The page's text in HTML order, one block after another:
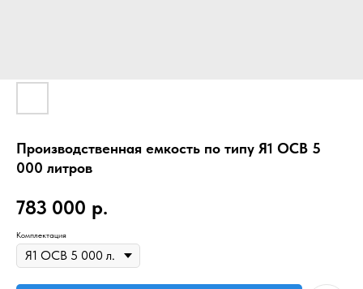
Производственная емкость по типу Я1 ОСВ 5
000 литров
783 000 р.
Комплектация